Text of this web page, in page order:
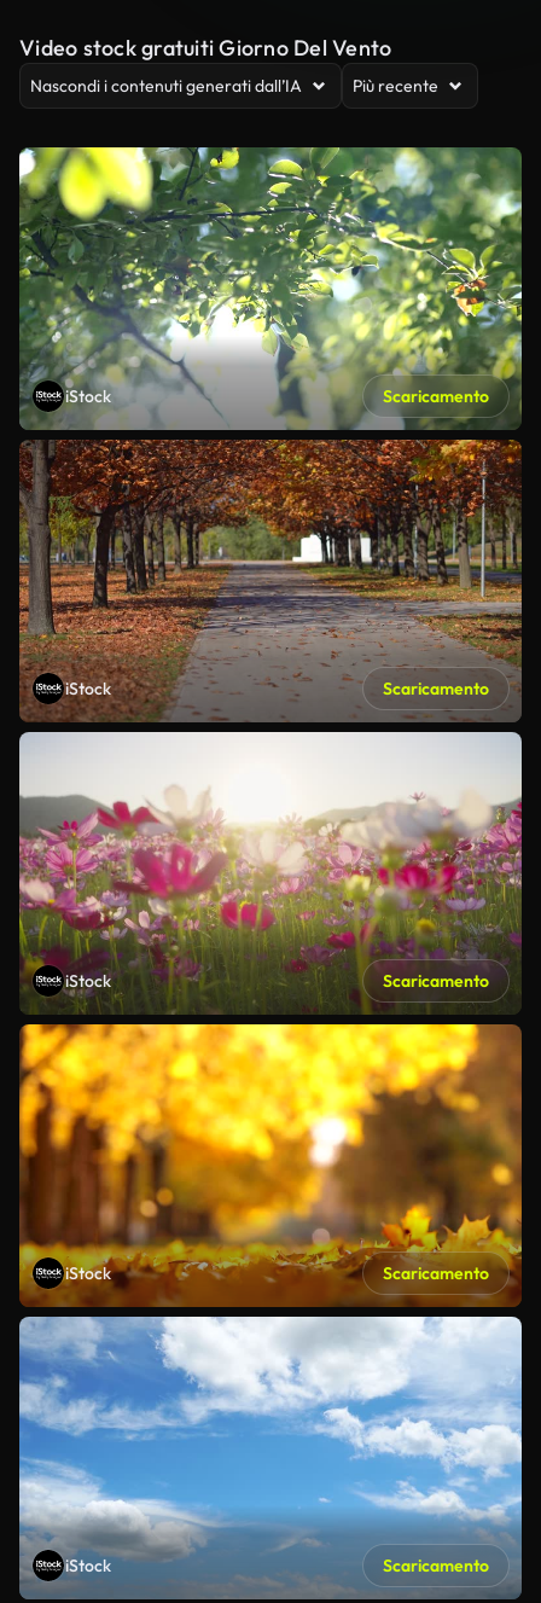
Video stock gratuiti Giorno Del Vento
Nascondi i contenuti generati dall’IA Più recente
iStock Scaricamento
iStock Scaricamento
iStock Scaricamento
iStock Scaricamento
iStock Scaricamento